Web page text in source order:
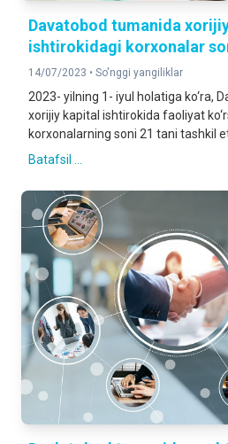
Davatobod tumanida
ishtirokidagi korxonalar
14/07/2023 • So'nggi yangiliklar
2023- yilning 1- iyul holatiga ko‘ra,
xorijiy kapital ishtirokida faoliyat
korxonalarning soni 21 tani tashkil
Batafsil ...